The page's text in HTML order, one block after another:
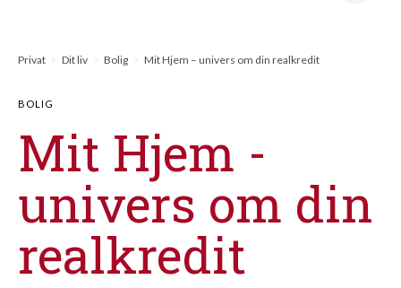
Privat Dit liv Bolig Mit Hjem – univers om din realkredit
BOLIG
Mit Hjem -
univers om din
realkredit